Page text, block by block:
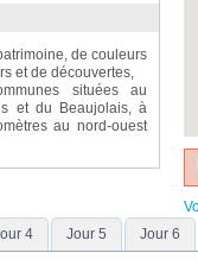
de couleurs
et de découvertes,
situées au
et du Beaujolais, à
au nord-ouest
4 Jour 5 Jour 6